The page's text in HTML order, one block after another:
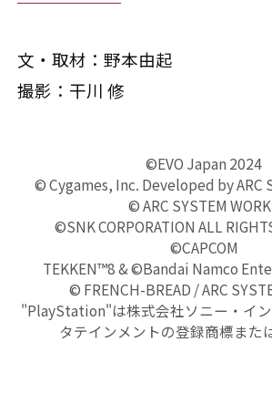
文・取材：野本由起
撮影：干川 修
©EVO Japan 2024
© Cygames, Inc. Developed by ARC
© ARC SYSTEM
©SNK CORPORATION ALL
©CAPCOM
TEKKEN™8 & ©Bandai Namco
© FRENCH-BREAD / ARC
"PlayStation"は株式会社ソニー・イ
タテインメントの登録商標また